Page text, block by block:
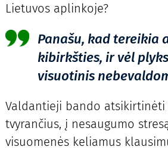
Lietuvos aplinkoje?
Panašu, kad tereikia
kibirkšties, ir vėl
visuotinis
Valdantieji bando
tvyrančius, į nesaugumo
visuomenės keliamus